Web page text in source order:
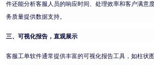
件还能分析客服人员的响应时间、处理效率和客户满意
务质量提供数据支持。
三、可视化报告，直观展示
客服工单软件通常提供丰富的可视化报告工具，如柱状